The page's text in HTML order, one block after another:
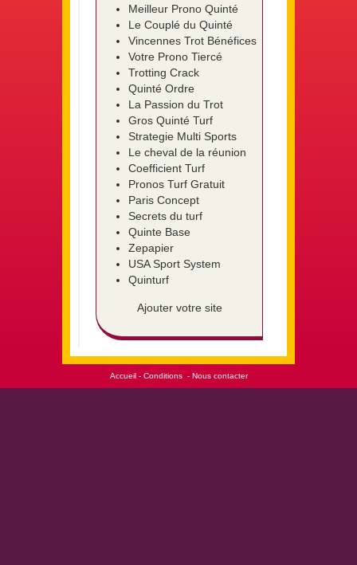
Meilleur Prono Quinté
Le Couplé du Quinté
Vincennes Trot Bénéfices
Votre Prono Tiercé
Trotting Crack
Quinté Ordre
La Passion du Trot
Gros Quinté Turf
Strategie Multi Sports
Le cheval de la réunion
Coefficient Turf
Pronos Turf Gratuit
Paris Concept
Secrets du turf
Quinte Base
Zepapier
USA Sport System
Quinturf
Ajouter votre site
Accueil- Conditions- Nous contacter